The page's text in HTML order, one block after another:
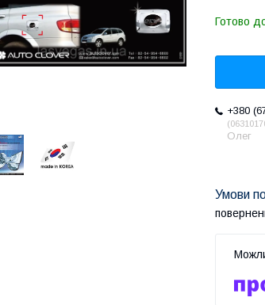
Готово
+380
Олег